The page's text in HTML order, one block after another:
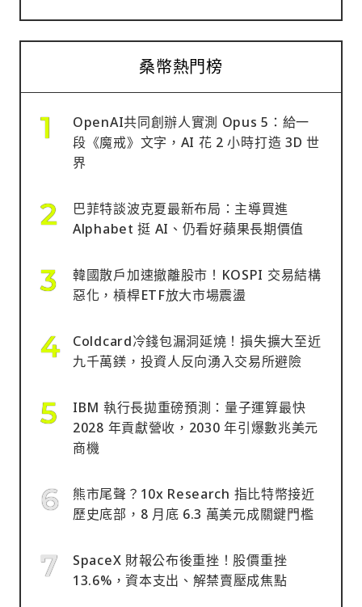
桑幣熱門榜
OpenAI共同創辦人實測 Opus 5：給一
段《魔戒》文字，AI 花 2 小時打造 3D 世
界
巴菲特談波克夏最新布局：主導買進
Alphabet 挺 AI、仍看好蘋果長期價值
韓國散戶加速撤離股市！KOSPI 交易結構
惡化，槓桿ETF放大市場震盪
Coldcard冷錢包漏洞延燒！損失擴大至近
九千萬鎂，投資人反向湧入交易所避險
IBM 執行長拋重磅預測：量子運算最快
2028 年貢獻營收，2030 年引爆數兆美元
商機
熊市尾聲？10x Research 指比特幣接近
歷史底部，8 月底 6.3 萬美元成關鍵門檻
SpaceX 財報公布後重挫！股價重挫
13.6%，資本支出、解禁賣壓成焦點